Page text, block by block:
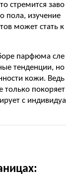
стремится заво
пола, изучение
может стать к
парфюма сле
тенденции, но
кожи. Ведь
только покоряет
с индивидуа